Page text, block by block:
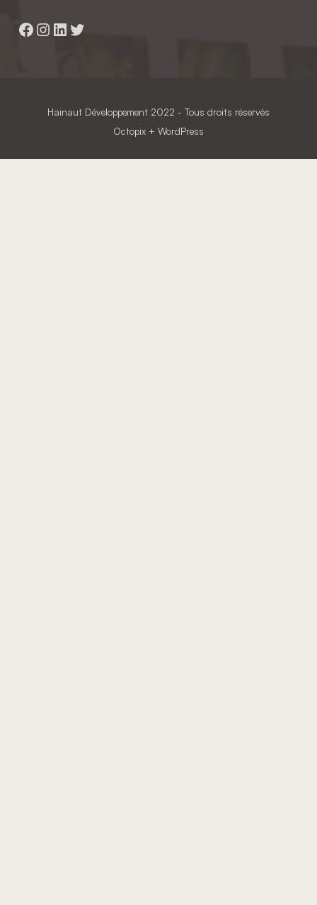
Facebook
Instagram
LinkedIn
Twitter
Hainaut Développement 2022 - Tous droits réservés
Octopix + WordPress